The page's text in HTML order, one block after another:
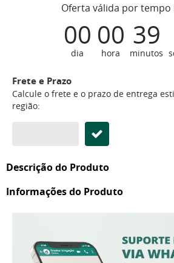
Oferta válida por
00
dia
00
hora
39
minutos
Frete e Prazo
Calcule o frete e o prazo de entrega
região:
Descrição do Produto
Informações do Produto